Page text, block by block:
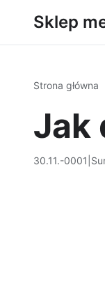
Sklep
Strona główna
Jak
30.11.-0001